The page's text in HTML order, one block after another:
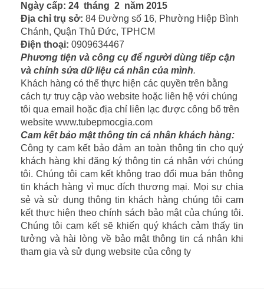
Ngày cấp: 24 tháng 2 năm 2015
Địa chỉ trụ sở: 84 Đường số 16, Phường Hiệp Bình
Chánh, Quận Thủ Đức, TPHCM
Điện thoại: 0909634467
Phương tiện và công cụ để người dùng tiếp cận
và chỉnh sửa dữ liệu cá nhân của mình.
Khách hàng có thể thực hiện các quyền trên bằng
cách tự truy cập vào website hoặc liên hệ với chúng
tôi qua email hoặc địa chỉ liên lạc được công bố trên
website www.tubepmocgia.com
Cam kết bảo mật thông tin cá nhân khách hàng:
Công ty cam kết bảo đảm an toàn thông tin cho quý
khách hàng khi đăng ký thông tin cá nhân với chúng
tôi. Chúng tôi cam kết không trao đổi mua bán thông
tin khách hàng vì mục đích thương mại. Mọi sự chia
sẻ và sử dụng thông tin khách hàng chúng tôi cam
kết thực hiện theo chính sách bảo mật của chúng tôi.
Chúng tôi cam kết sẽ khiến quý khách cảm thấy tin
tưởng và hài lòng về bảo mật thông tin cá nhân khi
tham gia và sử dụng website của công ty